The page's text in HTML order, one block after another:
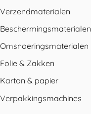
Verzendmaterialen
Beschermingsmaterialen
Omsnoeringsmaterialen
Folie & Zakken
Karton & papier
Verpakkingsmachines